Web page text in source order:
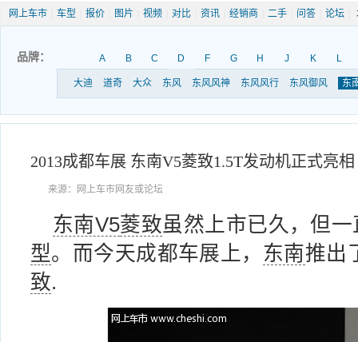
网上车市 车型 报价 图片 视频 对比 资讯 经销商 二手 问答 论坛
品牌： A B C D F G H J K L
大迪 道奇 大众 东风 东风风神 东风风行 东风御风 东
2013成都车展 东南V5菱致1.5T发动机正式亮相
来源：网上车市网友或论坛
东南V5菱致虽然上市已久，但
型。而今天成都车展上， 东南推出
致.